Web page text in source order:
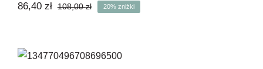
108,00złPierwotna
86,40 zł
Aktualna
20% zniżki
Affresco Italiano A2 – zeszyt ćwiczeń